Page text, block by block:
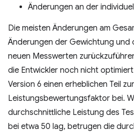
Änderungen an der
Die meisten Änderungen am
Änderungen der Gewichtung und
neuen Messwerten
die Entwickler noch nicht
Version 6 einen erheblichen Teil
Leistungsbewertungsfaktor bei.
durchschnittliche Leistung des
bei etwa 50 lag, betrugen die